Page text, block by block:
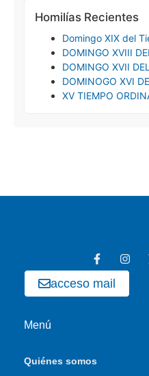
Homilías Recientes
Domingo XIX del
DOMINGO XVIII
DOMINGO XVII
DOMINOGO XVI
XV TIEMPO
acceso mail
Menú
Quiénes somos